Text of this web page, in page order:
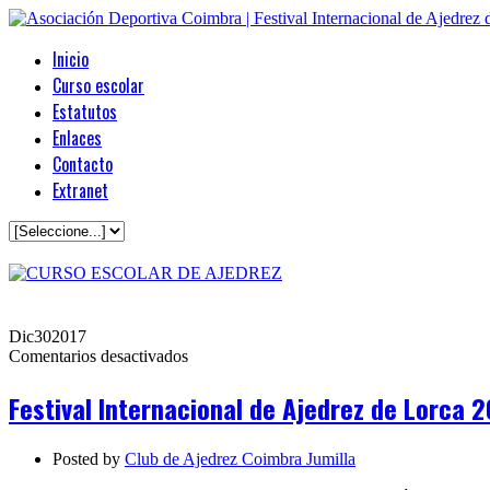
Inicio
Curso escolar
Estatutos
Enlaces
Contacto
Extranet
Dic302017
Comentarios desactivadosen
de
de
Lorca
Festival Internacional de Ajedrez de Lorca
Posted by Club de Ajedrez Coimbra Jumilla